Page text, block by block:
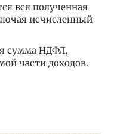
вся полученная
исчисленный
сумма НДФЛ,
части доходов.